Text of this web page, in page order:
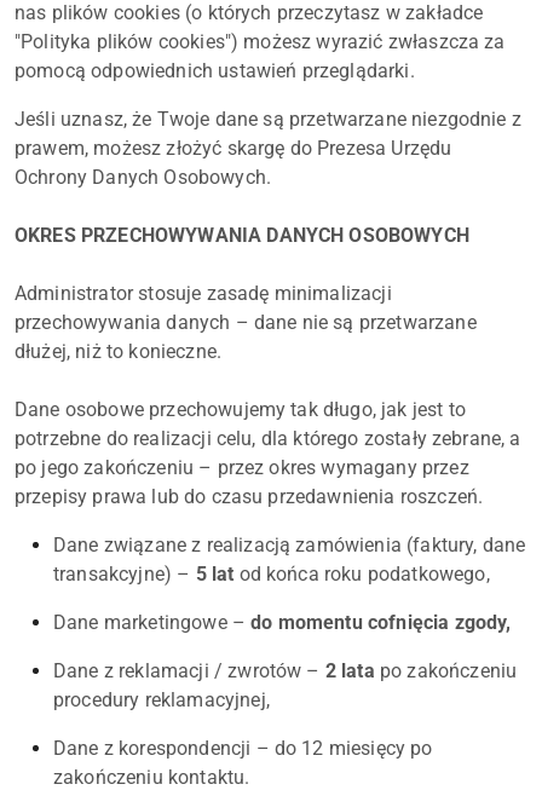
nas plików cookies (o których przeczytasz w zakładce
"Polityka plików cookies") możesz wyrazić zwłaszcza za
pomocą odpowiednich ustawień przeglądarki.
Jeśli uznasz, że Twoje dane są przetwarzane niezgodnie z
prawem, możesz złożyć skargę do Prezesa Urzędu
Ochrony Danych Osobowych.
OKRES PRZECHOWYWANIA DANYCH OSOBOWYCH
Administrator stosuje zasadę minimalizacji
przechowywania danych – dane nie są przetwarzane
dłużej, niż to konieczne.
Dane osobowe przechowujemy tak długo, jak jest to
potrzebne do realizacji celu, dla którego zostały zebrane, a
po jego zakończeniu – przez okres wymagany przez
przepisy prawa lub do czasu przedawnienia roszczeń.
Dane związane z realizacją zamówienia (faktury, dane
transakcyjne) – 5 lat od końca roku podatkowego,
Dane marketingowe –do momentu cofnięcia zgody,
Dane z reklamacji / zwrotów – 2 lata po zakończeniu
procedury reklamacyjnej,
Dane z korespondencji – do 12 miesięcy po
zakończeniu kontaktu.